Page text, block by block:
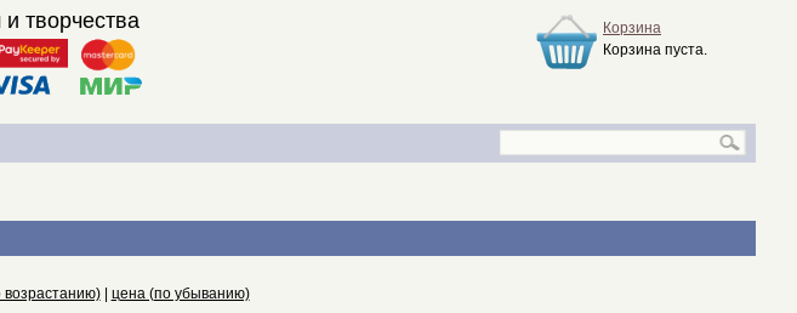
творчества
Корзина
Корзина пуста.
возрастанию)| цена (по убыванию)